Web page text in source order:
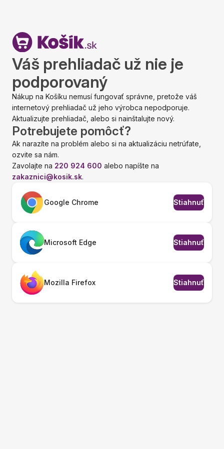
Váš prehliadač už nie je
podporovaný
Nákup na Košíku nemusí fungovať správne, pretože váš
internetový prehliadač už jeho výrobca nepodporuje.
Aktualizujte prehliadač, alebo si nainštalujte nový.
Potrebujete pomôcť?
Ak narazíte na problém alebo si na aktualizáciu netrúfate,
ozvite sa nám.
Zavolajte na 220 924 600 alebo napíšte na
zakaznici@kosik.sk.
Google Chrome Stiahnuť
Microsoft Edge Stiahnuť
Mozilla Firefox Stiahnuť